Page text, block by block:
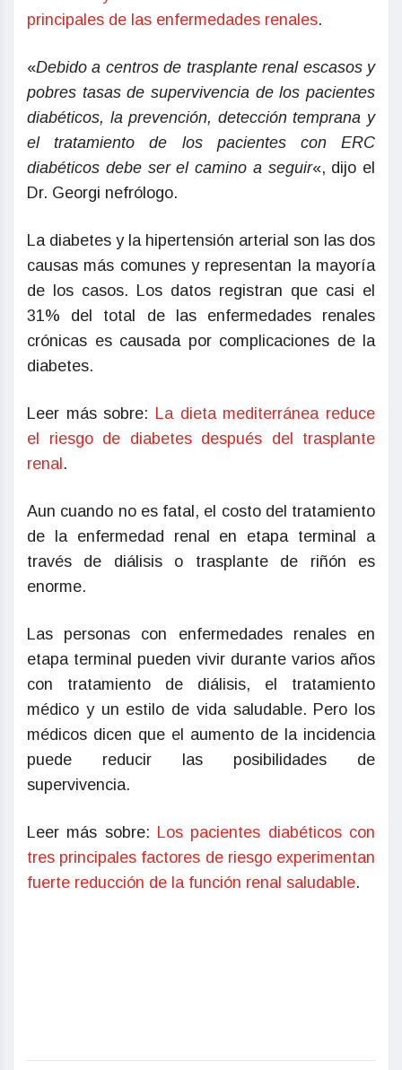
principales de las enfermedades renales.
«Debido a centros de trasplante renal escasos y
pobres tasas de supervivencia de los pacientes
diabéticos, la prevención, detección temprana y
el tratamiento de los pacientes con ERC
diabéticos debe ser el camino a seguir«, dijo el
Dr. Georgi nefrólogo.
La diabetes y la hipertensión arterial son las dos
causas más comunes y representan la mayoría
de los casos. Los datos registran que casi el
31% del total de las enfermedades renales
crónicas es causada por complicaciones de la
diabetes.
Leer más sobre: La dieta mediterránea reduce
el riesgo de diabetes después del trasplante
renal .
Aun cuando no es fatal, el costo del tratamiento
de la enfermedad renal en etapa terminal a
través de diálisis o trasplante de riñón es
enorme.
Las personas con enfermedades renales en
etapa terminal pueden vivir durante varios años
con tratamiento de diálisis, el tratamiento
médico y un estilo de vida saludable. Pero los
médicos dicen que el aumento de la incidencia
puede reducir las posibilidades de
supervivencia.
Leer más sobre: Los pacientes diabéticos con
tres principales factores de riesgo experimentan
fuerte reducción de la función renal saludable.